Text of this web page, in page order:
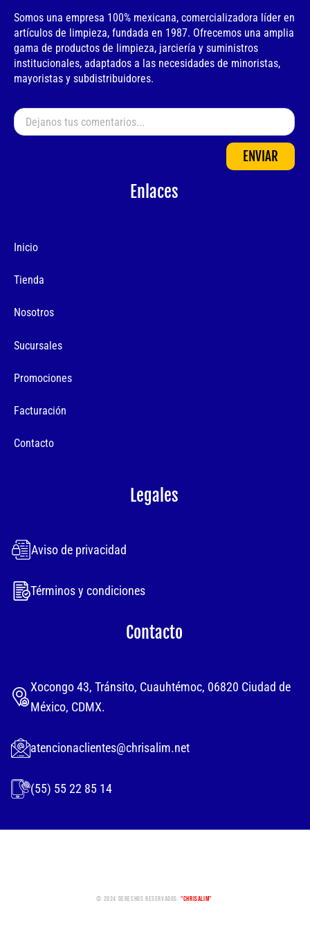
Somos una empresa 100% mexicana, comercializadora líder en
artículos de limpieza, fundada en 1987. Ofrecemos una amplia
gama de productos de limpieza, jarciería y suministros
institucionales, adaptados a las necesidades de minoristas,
mayoristas y subdistribuidores.
ENVIAR
Enlaces
Inicio
Tienda
Nosotros
Sucursales
Promociones
Facturación
Contacto
Legales
Aviso de privacidad
Términos y condiciones
Contacto
Xocongo 43, Tránsito, Cuauhtémoc, 06820 Ciudad de
México, CDMX.
atencionaclientes@chrisalim.net
(55) 55 22 85 14
© 2024 Derechos Reservados.“Chrisalim”